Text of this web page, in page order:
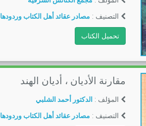
التصنيف : مصادر عقائد أهل الكتاب وردودها
تحميل الكتاب
مقارنة الأديان ، أديان الهند
المؤلف : الدكتور أحمد الشلبي
التصنيف : مصادر عقائد أهل الكتاب وردودها